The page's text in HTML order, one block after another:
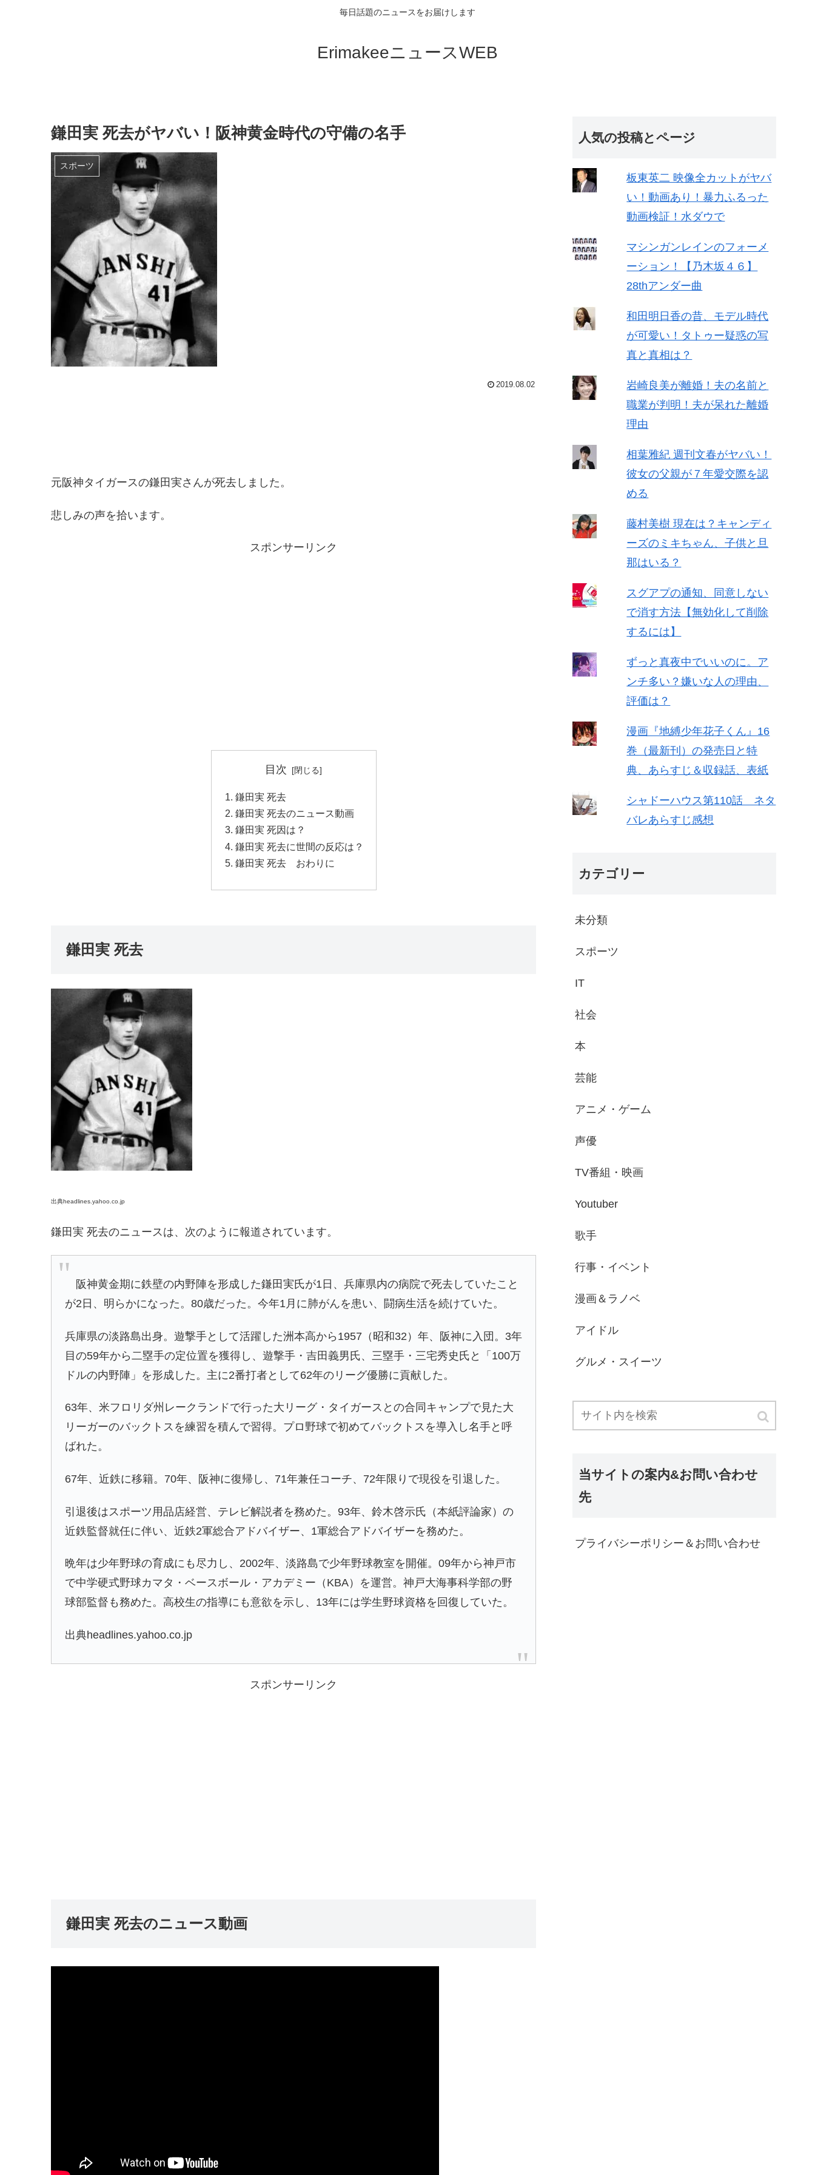
毎日話題のニュースをお届けします
ErimakeeニュースWEB
鎌田実 死去がヤバい！阪神黄金時代の守備の名手
スポーツ
2019.08.02
元阪神タイガースの鎌田実さんが死去しました。
悲しみの声を拾います。
スポンサーリンク
目次
鎌田実 死去
鎌田実 死去のニュース動画
鎌田実 死因は？
鎌田実 死去に世間の反応は？
鎌田実 死去 おわりに
鎌田実 死去
出典headlines.yahoo.co.jp
鎌田実 死去のニュースは、次のように報道されています。
阪神黄金期に鉄壁の内野陣を形成した鎌田実氏が1日、兵庫県内の病院で死去していたこと
が2日、明らかになった。80歳だった。今年1月に肺がんを患い、闘病生活を続けていた。
兵庫県の淡路島出身。遊撃手として活躍した洲本高から1957（昭和32）年、阪神に入団。3年
目の59年から二塁手の定位置を獲得し、遊撃手・吉田義男氏、三塁手・三宅秀史氏と「100万
ドルの内野陣」を形成した。主に2番打者として62年のリーグ優勝に貢献した。
63年、米フロリダ州レークランドで行った大リーグ・タイガースとの合同キャンプで見た大
リーガーのバックトスを練習を積んで習得。プロ野球で初めてバックトスを導入し名手と呼
ばれた。
67年、近鉄に移籍。70年、阪神に復帰し、71年兼任コーチ、72年限りで現役を引退した。
引退後はスポーツ用品店経営、テレビ解説者を務めた。93年、鈴木啓示氏（本紙評論家）の
近鉄監督就任に伴い、近鉄2軍総合アドバイザー、1軍総合アドバイザーを務めた。
晩年は少年野球の育成にも尽力し、2002年、淡路島で少年野球教室を開催。09年から神戸市
で中学硬式野球カマタ・ベースボール・アカデミー（KBA）を運営。神戸大海事科学部の野
球部監督も務めた。高校生の指導にも意欲を示し、13年には学生野球資格を回復していた。
出典headlines.yahoo.co.jp
スポンサーリンク
鎌田実 死去のニュース動画
人気の投稿とページ
板東英二 映像全カットがヤバ
い！動画あり！暴力ふるった
動画検証！水ダウで
マシンガンレインのフォーメ
ーション！【乃木坂４６】
28thアンダー曲
和田明日香の昔、モデル時代
が可愛い！タトゥー疑惑の写
真と真相は？
岩崎良美が離婚！夫の名前と
職業が判明！夫が呆れた離婚
理由
相葉雅紀 週刊文春がヤバい！
彼女の父親が７年愛交際を認
める
藤村美樹 現在は？キャンディ
ーズのミキちゃん、子供と旦
那はいる？
スグアプの通知、同意しない
で消す方法【無効化して削除
するには】
ずっと真夜中でいいのに。ア
ンチ多い？嫌いな人の理由、
評価は？
漫画『地縛少年花子くん』16
巻（最新刊）の発売日と特
典、あらすじ＆収録話、表紙
シャドーハウス第110話 ネタ
バレあらすじ感想
カテゴリー
未分類
スポーツ
IT
社会
本
芸能
アニメ・ゲーム
声優
TV番組・映画
Youtuber
歌手
行事・イベント
漫画＆ラノベ
アイドル
グルメ・スイーツ
当サイトの案内&お問い合わせ
先
プライバシーポリシー＆お問い合わせ